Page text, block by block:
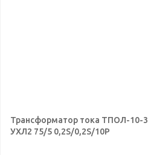
Трансформатор тока ТПОЛ-10-3
УХЛ2 75/5 0,2S/0,2S/10Р